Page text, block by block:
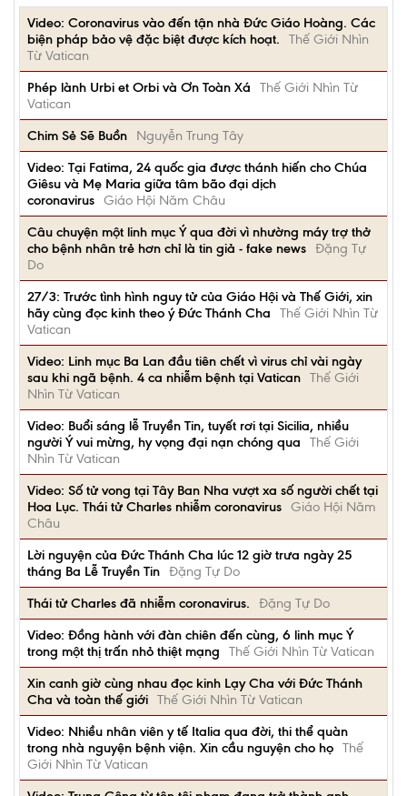
Video: Coronavirus vào đến tận nhà Đức Giáo Hoàng. Các
biện pháp bảo vệ đặc biệt được kích hoạt.
Thế Giới Nhìn
Từ Vatican
Phép lành Urbi et Orbi và Ơn Toàn Xá
Thế Giới Nhìn Từ
Vatican
Chim Sẻ Sẽ Buồn
Nguyễn Trung Tây
Video: Tại Fatima, 24 quốc gia được thánh hiến cho Chúa
Giêsu và Mẹ Maria giữa tâm bão đại dịch
coronavirus Giáo Hội Năm Châu
Câu chuyện một linh mục Ý qua đời vì nhường máy trợ thở
cho bệnh nhân trẻ hơn chỉ là tin giả - fake news Đặng Tự
Do
27/3: Trước tình hình nguy tử của Giáo Hội và Thế Giới, xin
hãy cùng đọc kinh theo ý Đức Thánh Cha
Thế Giới Nhìn Từ
Vatican
Video: Linh mục Ba Lan đầu tiên chết vì virus chỉ vài ngày
sau khi ngã bệnh. 4 ca nhiễm bệnh tại Vatican Thế Giới
Nhìn Từ Vatican
Video: Buổi sáng lễ Truyền Tin, tuyết rơi tại Sicilia, nhiều
người Ý vui mừng, hy vọng đại nạn chóng qua
Thế Giới
Nhìn Từ Vatican
Video: Số tử vong tại Tây Ban Nha vượt xa số người chết tại
Hoa Lục. Thái tử Charles nhiễm coronavirus Giáo Hội Năm
Châu
Lời nguyện của Đức Thánh Cha lúc 12 giờ trưa ngày 25
tháng Ba Lễ Truyền Tin Đặng Tự Do
Thái tử Charles đã nhiễm coronavirus.
Đặng Tự Do
Video: Đồng hành với đàn chiên đến cùng, 6 linh mục Ý
trong một thị trấn nhỏ thiệt mạng
Thế Giới Nhìn Từ Vatican
Xin canh giờ cùng nhau đọc kinh Lạy Cha với Đức Thánh
Cha và toàn thế giới Thế Giới Nhìn Từ Vatican
Video: Nhiều nhân viên y tế Italia qua đời, thi thể quàn
trong nhà nguyện bệnh viện. Xin cầu nguyện cho họ Thế
Giới Nhìn Từ Vatican